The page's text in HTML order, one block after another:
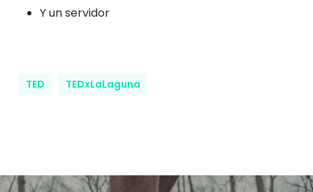
Y un servidor
TED TEDxLaLaguna